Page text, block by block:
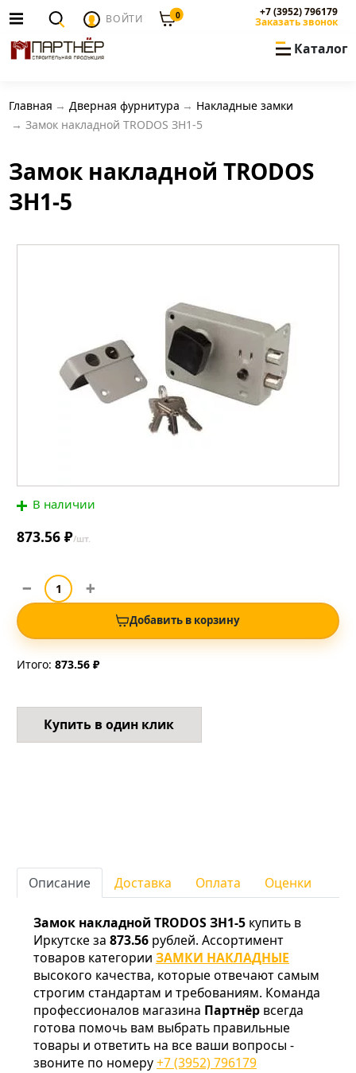
ВОЙТИ 0 +7 (3952) 796179
Заказать звонок
Каталог
Главная Дверная фурнитура
Накладные замки
Замок накладной TRODOS ЗН1-5
Замок накладной TRODOS
ЗН1-5
В наличии
873.56 ₽/шт.
Добавить в корзину
Итого: 873.56 ₽
Купить в один клик
Описание Доставка Оплата Оценки
Замок накладной TRODOS ЗН1-5 купить в
Иркутске за 873.56 рублей. Ассортимент
товаров категории ЗАМКИ НАКЛАДНЫЕ
высокого качества, которые отвечают самым
строгим стандартам и требованиям. Команда
профессионалов магазина Партнёр всегда
готова помочь вам выбрать правильные
товары и ответить на все ваши вопросы -
звоните по номеру+7 (3952) 796179